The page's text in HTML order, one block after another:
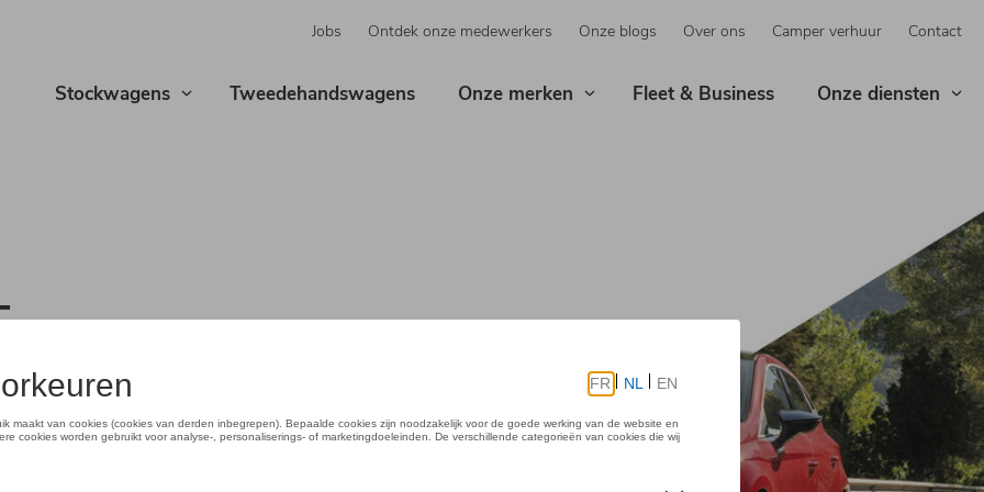
Jobs Ontdek onze medewerkers Onze blogs Over ons Camper verhuur Contact
Stockwagens Tweedehandswagens Onze merken Fleet & Business Onze diensten
dan